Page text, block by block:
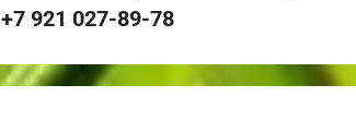
+7 921 027-89-78